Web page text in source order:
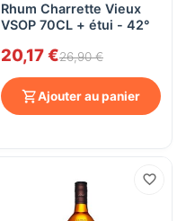
Rhum Charrette Vieux
VSOP 70CL + étui - 42°
20,17 €26,90 €
Ajouter au panier